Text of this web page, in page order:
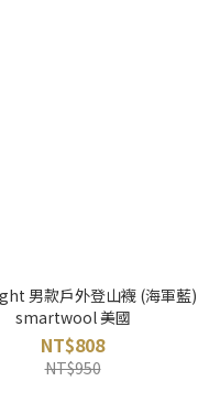
男款戶外登山襪 (海軍藍)
smartwool 美國
NT$808
NT$950